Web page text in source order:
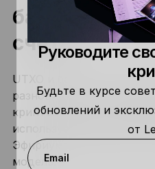
балансовой
счёта
UTXO и балансовая
разновидности
криптоактивов и
использует модель
Эфириума и Соланы
модель.
Руководите
Будьте в курсе
обновлений и
от
Email